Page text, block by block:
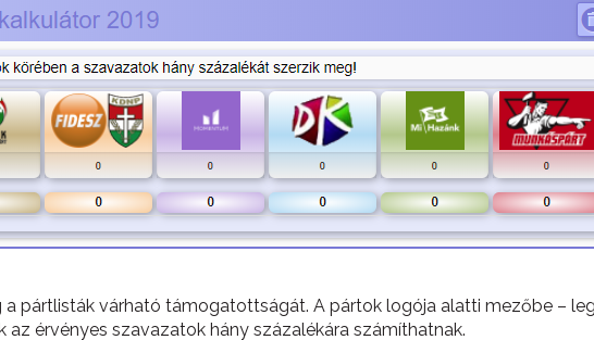
pártlisták várható támogatottságát. A pártok logója alatti mezőbe –
érvényes szavazatok hány százalékára számíthatnak.